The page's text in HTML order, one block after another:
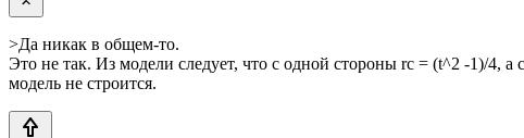
>Да никак в общем-то.
Это не так. Из модели следует, что с одной стороны rc = (t^2 -1)/4,
модель не строится.